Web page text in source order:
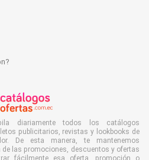
diariamente todos los catálogos
publicitarios, revistas y lookbooks de
De esta manera, te mantenemos
las promociones, descuentos y ofertas
fácilmente esa oferta, promoción o